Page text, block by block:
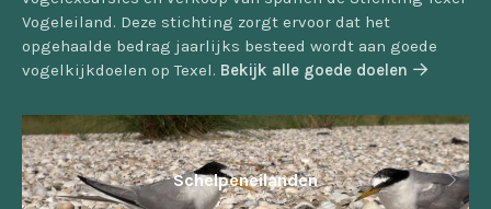
Vogeleiland. Deze stichting zorgt ervoor dat het
opgehaalde bedrag jaarlijks besteed wordt aan goede
vogelkijkdoelen op Texel. Bekijk alle goede doelen
Schelpeneilanden